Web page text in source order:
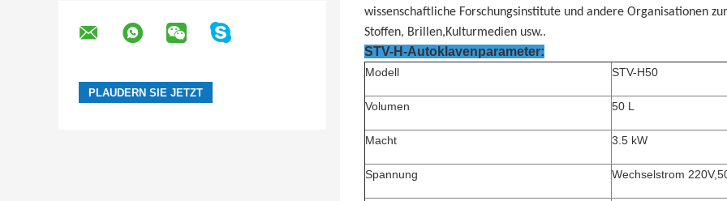
wissenschaftliche Forschungsinstitute und andere Organisationen
Stoffen, Brillen,Kulturmedien usw..
STV-H-Autoklavenparameter:
Modell STV-H50
Volumen 50 L
Macht 3.5 kW
Spannung Wechselstrom